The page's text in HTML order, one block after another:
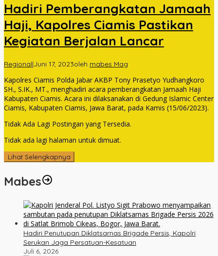
Hadiri Pemberangkatan Jamaah
Haji, Kapolres Ciamis Pastikan
Kegiatan Berjalan Lancar
Regional|Juni 17, 2023oleh mabes Mag
Kapolres Ciamis Polda Jabar AKBP Tony Prasetyo Yudhangkoro
SH., S.IK., MT., menghadiri acara pemberangkatan Jamaah Haji
Kabupaten Ciamis. Acara ini dilaksanakan di Gedung Islamic Center
Ciamis, Kabupaten Ciamis, Jawa Barat, pada Kamis (15/06/2023).
Tidak Ada Lagi Postingan yang Tersedia.
Tidak ada lagi halaman untuk dimuat.
Lihat Selengkapnya
Mabes
Hadiri Penutupan Diklatsarnas Brigade Persis, Kapolri
Serukan Jaga Persatuan-Kesatuan
Juli 6, 2026